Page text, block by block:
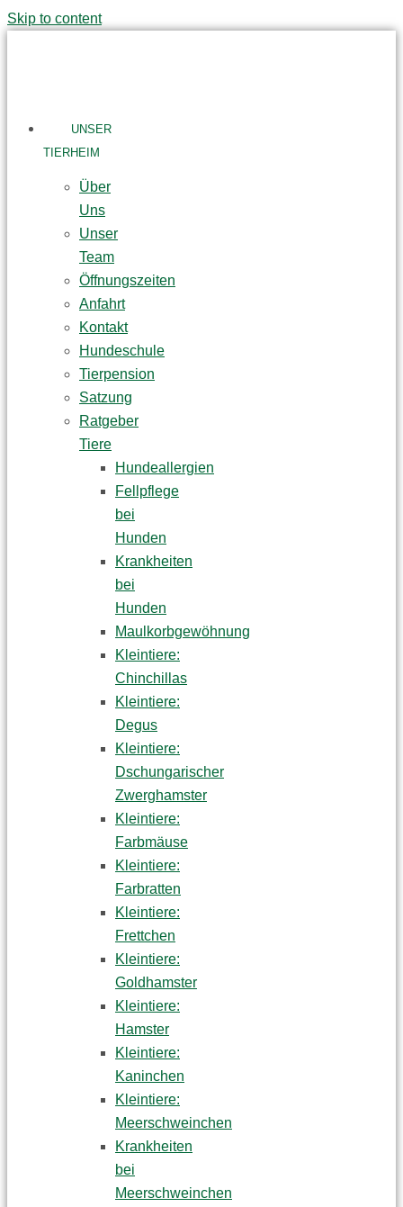
Skip to content
UNSER
TIERHEIM
Über
Uns
Unser
Team
Öffnungszeiten
Anfahrt
Kontakt
Hundeschule
Tierpension
Satzung
Ratgeber
Tiere
Hundeallergien
Fellpflege
bei
Hunden
Krankheiten
bei
Hunden
Maulkorbgewöhnung
Kleintiere:
Chinchillas
Kleintiere:
Degus
Kleintiere:
Dschungarischer
Zwerghamster
Kleintiere:
Farbmäuse
Kleintiere:
Farbratten
Kleintiere:
Frettchen
Kleintiere:
Goldhamster
Kleintiere:
Hamster
Kleintiere:
Kaninchen
Kleintiere:
Meerschweinchen
Krankheiten
bei
Meerschweinchen